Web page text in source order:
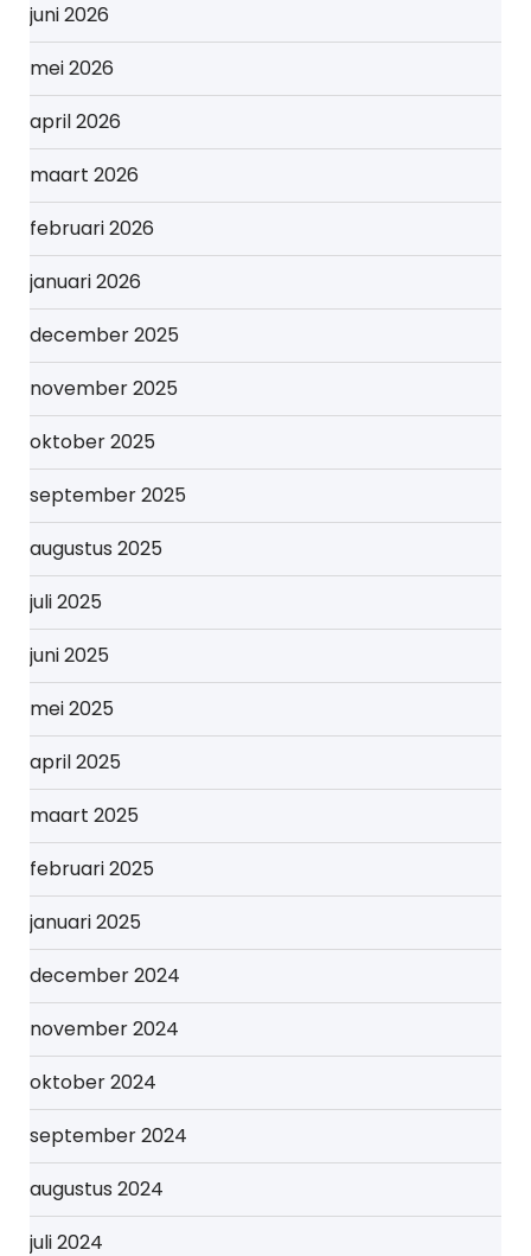
juni 2026
mei 2026
april 2026
maart 2026
februari 2026
januari 2026
december 2025
november 2025
oktober 2025
september 2025
augustus 2025
juli 2025
juni 2025
mei 2025
april 2025
maart 2025
februari 2025
januari 2025
december 2024
november 2024
oktober 2024
september 2024
augustus 2024
juli 2024